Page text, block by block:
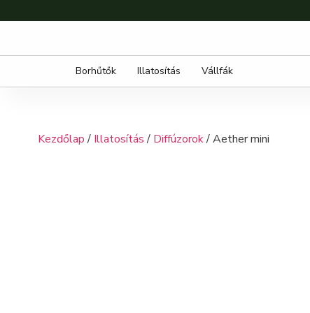
Borhűtők Illatosítás Vállfák
Kezdőlap/ Illatosítás/ Diffúzorok/ Aether mini